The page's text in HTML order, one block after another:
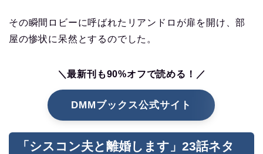
その瞬間ロビーに呼ばれたリアンドロが扉を開け、部
屋の惨状に呆然とするのでした。
＼最新刊も90%オフで読める！／
DMMブックス公式サイト
「シスコン夫と離婚します」23話ネタ